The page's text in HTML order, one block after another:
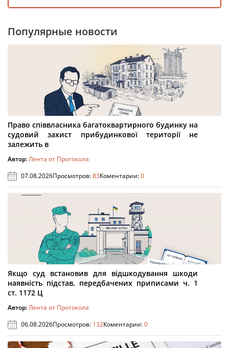
Популярные новости
Право співвласника багатоквартирного будинку на
судовий захист прибудинкової території не
залежить в
Автор:Лента от Протокола
07.08.2026Просмотров:83Коментарии:0
Якщо суд встановив для відшкодування шкоди
наявність підстав, передбачених приписами ч. 1
ст. 1172 Ц
Автор:Лента от Протокола
06.08.2026Просмотров: 132Коментарии:0